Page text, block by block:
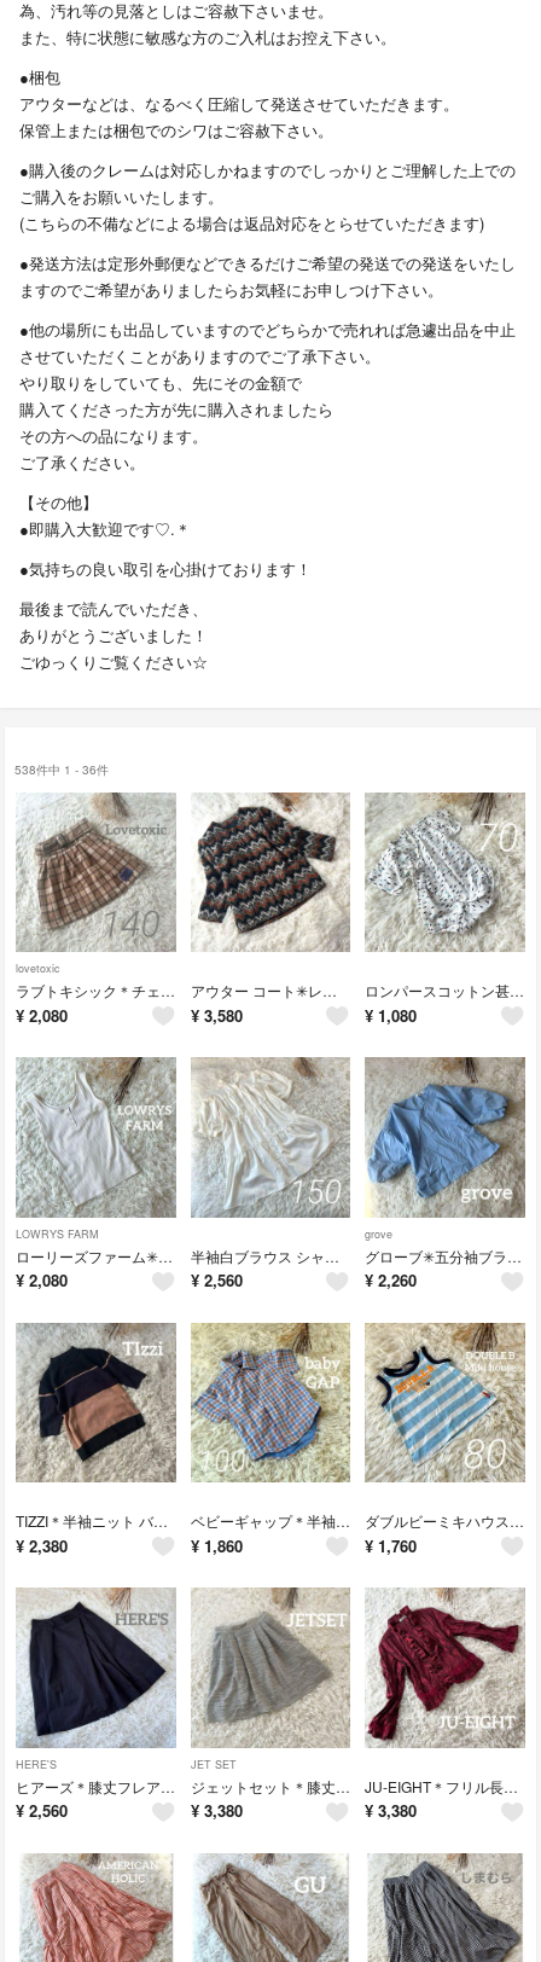
為、汚れ等の見落としはご容赦下さいませ。
また、特に状態に敏感な方のご入札はお控え下さい。
●梱包
アウターなどは、なるべく圧縮して発送させていただきます。
保管上または梱包でのシワはご容赦下さい。
●購入後のクレームは対応しかねますのでしっかりとご理解した上での
ご購入をお願いいたします。
(こちらの不備などによる場合は返品対応をとらせていただきます)
●発送方法は定形外郵便などできるだけご希望の発送での発送をいたし
ますのでご希望がありましたらお気軽にお申しつけ下さい。
●他の場所にも出品していますのでどちらかで売れれば急遽出品を中止
させていただくことがありますのでご了承下さい。
やり取りをしていても、先にその金額で
購入てくださった方が先に購入されましたら
その方への品になります。
ご了承ください。
【その他】
●即購入大歓迎です♡.＊
●気持ちの良い取引を心掛けております！
最後まで読んでいただき、
ありがとうございました！
ごゆっくりご覧ください☆
538件中 1 - 36件
lovetoxic
ラブトキシック＊チェック柄フレアスカート ミニショート 可愛い 秋冬 ブラウン
¥ 2,080
アウター コート✳︎レディース 総柄 派手 お洒落 秋冬 古着 可愛い
¥ 3,580
ロンパースコットン甚平 ベビー 70 魚 可愛い 白 祭り 男の子夏 おでかけ
¥ 1,080
LOWRYS FARM
ローリーズファーム✳︎ノースリーブ タンクトップ 白T 無地 夏
¥ 2,080
半袖白ブラウス シャツ ティアード 可愛い 150 女の子 リンクコーデ 夏
¥ 2,560
grove
グローブ✳︎五分袖ブラウス ブルー 可愛い 水色シャツ お洒落 綺麗め 夏秋
¥ 2,260
TIZZI＊半袖ニット バイカラー 可愛い お洒落 綺麗め ボーダー 夏秋
¥ 2,380
ベビーギャップ＊半袖チェックシャツ ボタン お出かけ 男の子お洒落 夏 可愛い
¥ 1,860
ダブルビーミキハウス＊タンクトップ 80 ボーダー 男の子 くま刺繍 可愛い
¥ 1,760
HERE'S
ヒアーズ＊膝丈フレアスカート 黒 無地 秋 オフィス カジュアル モノトーン
¥ 2,560
JET SET
ジェットセット＊膝丈フレアスカート フォーマル 七五三 お宮参 グレーオフィス
¥ 3,380
JU-EIGHT＊フリル長袖シャツ 上着羽織 踊り フラメンコ 派手 ミセス
¥ 3,380